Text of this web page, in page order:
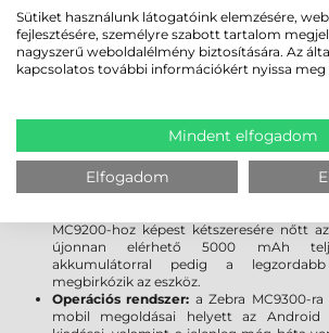
emelkedett a háttértárként szolgáló flash
Micro SD kártyával 128 GB-tal bővíthető.
Kijelző:A Zebra MC9300 az MC9200 3,7”
kijelzőjéhez képest nagyobb méretű és
a szkenner ablak tartósságát, továbbá
kialakulását. A sérülésekre
vagy karcolódás nélkül ellenáll a
Akkumulátor:A 7000 mAh
kategória legnagyobb kapacitásával és
MC9200-hoz képest kétszeresére nőtt
újonnan elérhető 5000 mAh
akkumulátorral pedig a
megbirkózik az eszköz.
Operációs rendszer: a Zebra MC9300-
mobil megoldásai helyett az Android
Sütiket használunk látogatóink elemzésére,
fejlesztésére, személyre szabott tartalom
nagyszerű weboldalélmény biztosítására. Az
kapcsolatos további információkért nyissa meg
Mindent elfogadom
Elfogadom